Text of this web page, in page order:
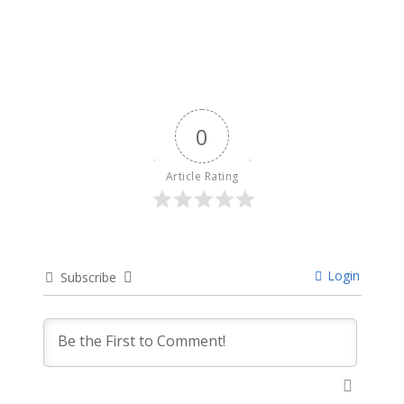
0
Article Rating
Subscribe Login